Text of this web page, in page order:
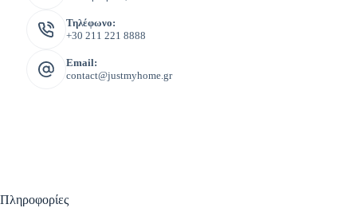
Τηλέφωνο:
+30 211 221 8888
Email:
contact@justmyhome.gr
Πληροφορίες